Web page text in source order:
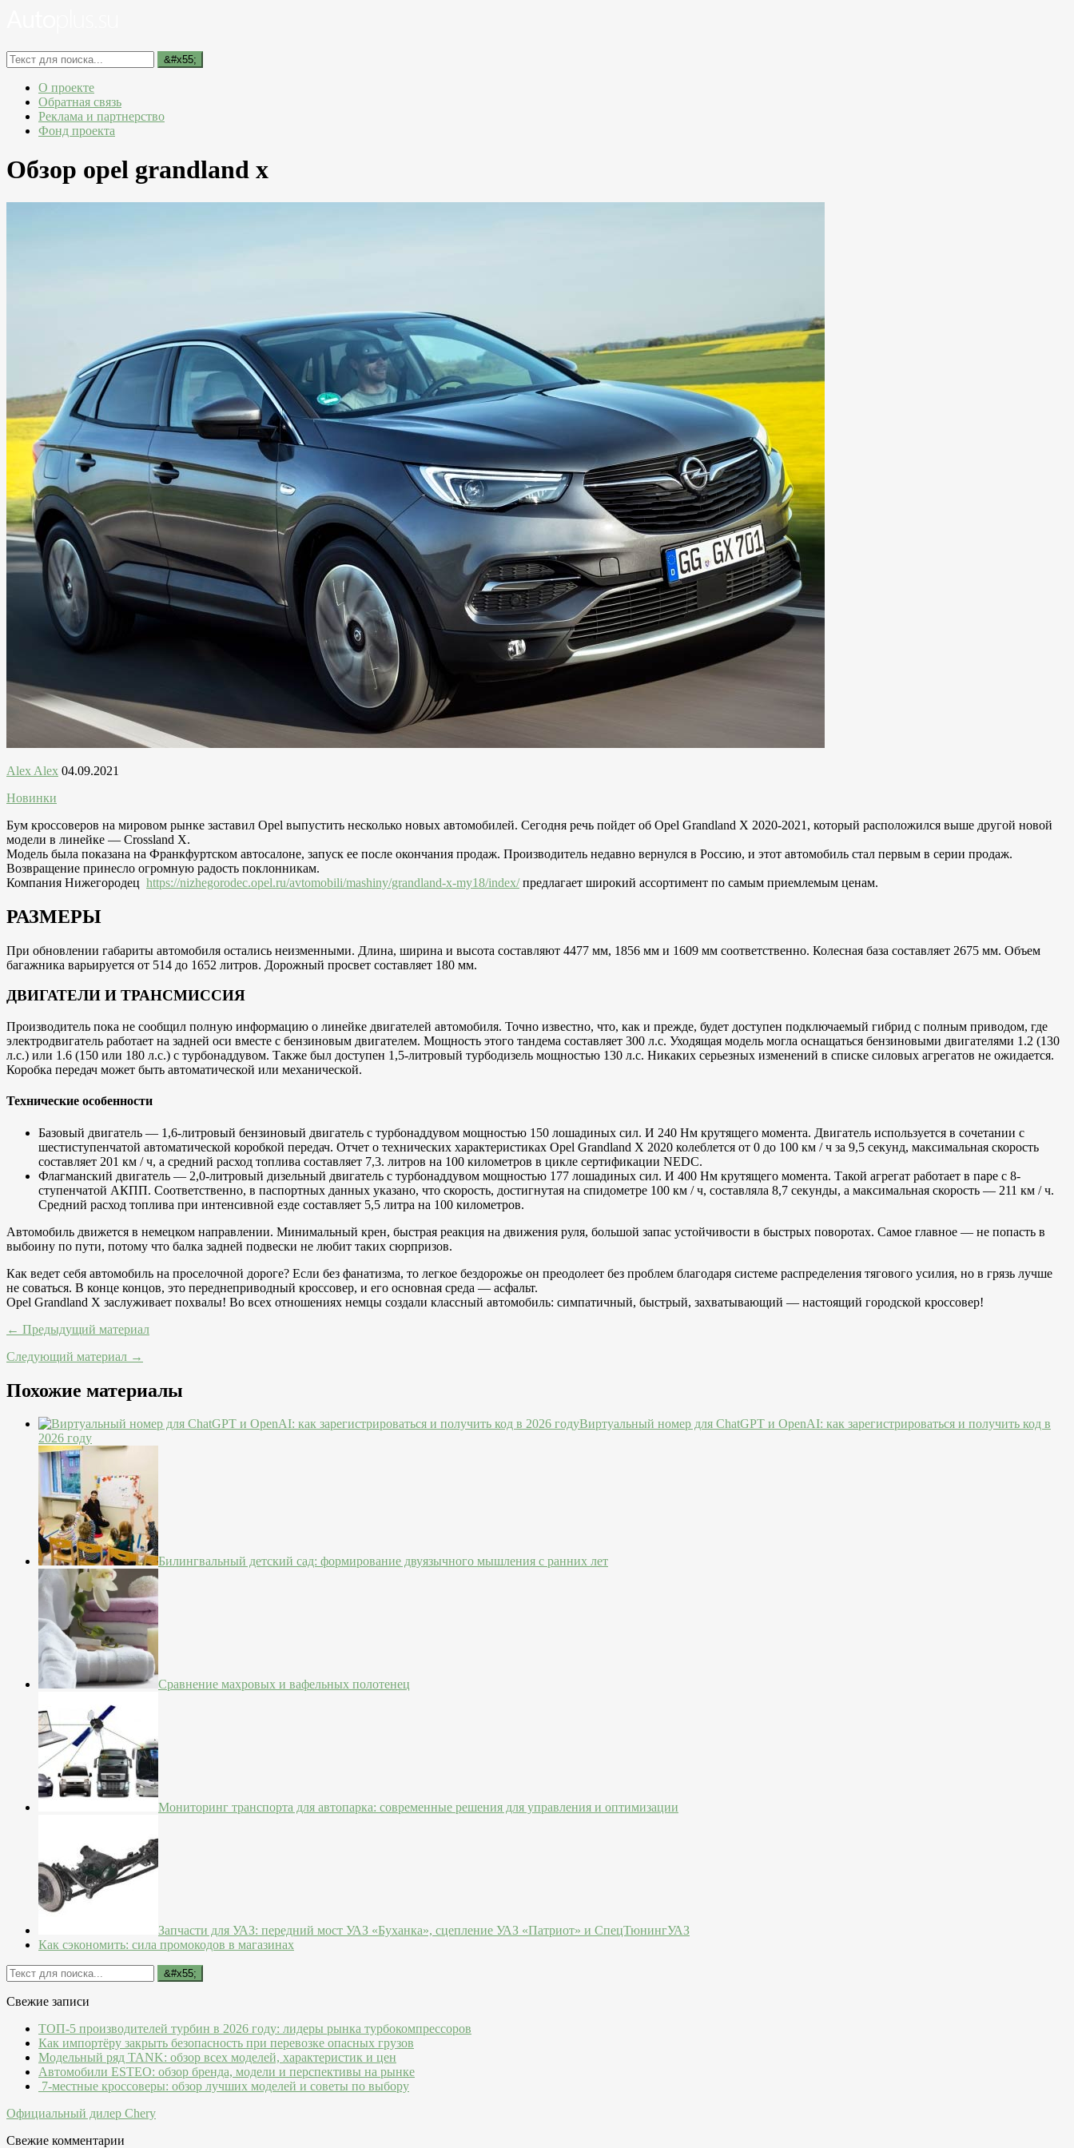
О проекте
Обратная связь
Реклама и партнерство
Фонд проекта
Обзор opel grandland x
Alex Alex 04.09.2021
Новинки
Бум кроссоверов на мировом рынке заставил Opel выпустить несколько новых автомобилей. Сегодня речь пойдет об Opel Grandland X 2020-2021, который расположился выше другой новой
модели в линейке — Crossland X.
Модель была показана на Франкфуртском автосалоне, запуск ее после окончания продаж. Производитель недавно вернулся в Россию, и этот автомобиль стал первым в серии продаж.
Возвращение принесло огромную радость поклонникам.
Компания Нижегородец https://nizhegorodec.opel.ru/avtomobili/mashiny/grandland-x-my18/index/предлагает широкий ассортимент по самым приемлемым ценам.
РАЗМЕРЫ
При обновлении габариты автомобиля остались неизменными. Длина, ширина и высота составляют 4477 мм, 1856 мм и 1609 мм соответственно. Колесная база составляет 2675 мм. Объем
багажника варьируется от 514 до 1652 литров. Дорожный просвет составляет 180 мм.
ДВИГАТЕЛИ И ТРАНСМИССИЯ
Производитель пока не сообщил полную информацию о линейке двигателей автомобиля. Точно известно, что, как и прежде, будет доступен подключаемый гибрид с полным приводом, где
электродвигатель работает на задней оси вместе с бензиновым двигателем. Мощность этого тандема составляет 300 л.с. Уходящая модель могла оснащаться бензиновыми двигателями 1.2 (130
л.с.) или 1.6 (150 или 180 л.с.) с турбонаддувом. Также был доступен 1,5-литровый турбодизель мощностью 130 л.с. Никаких серьезных изменений в списке силовых агрегатов не ожидается.
Коробка передач может быть автоматической или механической.
Технические особенности
Базовый двигатель — 1,6-литровый бензиновый двигатель с турбонаддувом мощностью 150 лошадиных сил. И 240 Нм крутящего момента. Двигатель используется в сочетании с
шестиступенчатой автоматической коробкой передач. Отчет о технических характеристиках Opel Grandland X 2020 колеблется от 0 до 100 км / ч за 9,5 секунд, максимальная скорость
составляет 201 км / ч, а средний расход топлива составляет 7,3. литров на 100 километров в цикле сертификации NEDC.
Флагманский двигатель — 2,0-литровый дизельный двигатель с турбонаддувом мощностью 177 лошадиных сил. И 400 Нм крутящего момента. Такой агрегат работает в паре с 8-
ступенчатой АКПП. Соответственно, в паспортных данных указано, что скорость, достигнутая на спидометре 100 км / ч, составляла 8,7 секунды, а максимальная скорость — 211 км / ч.
Средний расход топлива при интенсивной езде составляет 5,5 литра на 100 километров.
Автомобиль движется в немецком направлении. Минимальный крен, быстрая реакция на движения руля, большой запас устойчивости в быстрых поворотах. Самое главное — не попасть в
выбоину по пути, потому что балка задней подвески не любит таких сюрпризов.
Как ведет себя автомобиль на проселочной дороге? Если без фанатизма, то легкое бездорожье он преодолеет без проблем благодаря системе распределения тягового усилия, но в грязь лучше
не соваться. В конце концов, это переднеприводный кроссовер, и его основная среда — асфальт.
Opel Grandland X заслуживает похвалы! Во всех отношениях немцы создали классный автомобиль: симпатичный, быстрый, захватывающий — настоящий городской кроссовер!
← Предыдущий материал
Следующий материал →
Похожие материалы
Виртуальный номер для ChatGPT и OpenAI: как зарегистрироваться и получить код в
2026 году
Билингвальный детский сад: формирование двуязычного мышления с ранних лет
Сравнение махровых и вафельных полотенец
Мониторинг транспорта для автопарка: современные решения для управления и оптимизации
Запчасти для УАЗ: передний мост УАЗ «Буханка», сцепление УАЗ «Патриот» и СпецТюнингУАЗ
Как сэкономить: сила промокодов в магазинах
Свежие записи
ТОП-5 производителей турбин в 2026 году: лидеры рынка турбокомпрессоров
Как импортёру закрыть безопасность при перевозке опасных грузов
Модельный ряд TANK: обзор всех моделей, характеристик и цен
Автомобили ESTEO: обзор бренда, модели и перспективы на рынке
7-местные кроссоверы: обзор лучших моделей и советы по выбору
Официальный дилер Chery
Свежие комментарии